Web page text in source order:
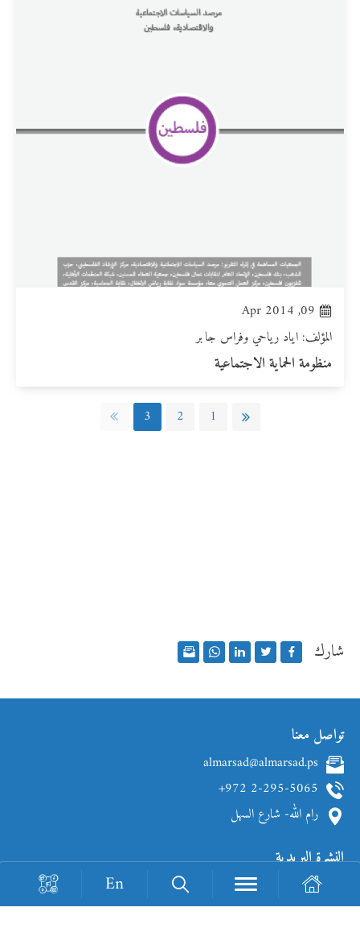
09, Apr 2014
المؤلف: اياد رياحي وفراس جابر
منظومة الحماية الاجتماعية
1
2
3
شارك
تواصل معنا
almarsad@almarsad.ps
+972 2-295-5065
رام الله- شارع السهل
النشرة البريدية
En